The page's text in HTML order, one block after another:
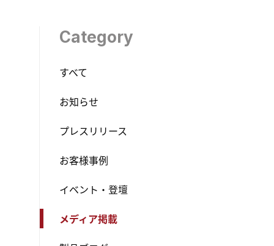
Category
すべて
お知らせ
プレスリリース
お客様事例
イベント・登壇
メディア掲載